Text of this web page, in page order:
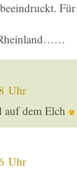
Uhr
auf dem Elch
Uhr